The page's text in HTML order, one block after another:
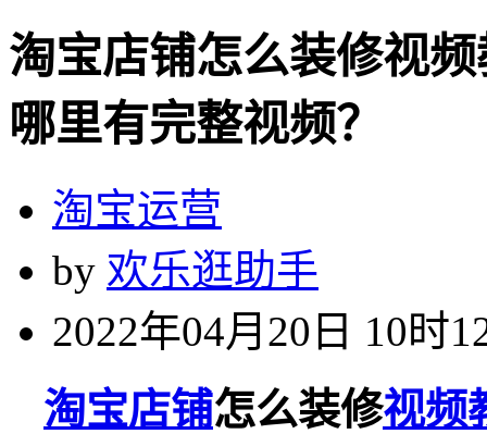
淘宝店铺怎么装修视
哪里有完整视频？
淘宝运营
by 欢乐逛助手
2022年04月20日 10时
淘宝店铺怎么装修视频